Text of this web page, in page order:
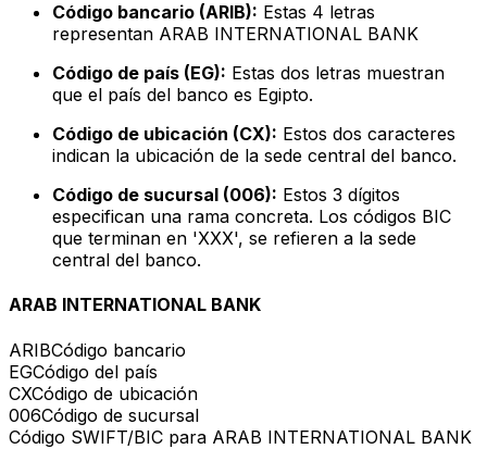
Código bancario (ARIB): Estas 4 letras
representan ARAB INTERNATIONAL BANK
Código de país (EG): Estas dos letras muestran
que el país del banco es Egipto.
Código de ubicación (CX): Estos dos caracteres
indican la ubicación de la sede central del banco.
Código de sucursal (006): Estos 3 dígitos
especifican una rama concreta. Los códigos BIC
que terminan en 'XXX', se refieren a la sede
central del banco.
ARAB INTERNATIONAL BANK
ARIBCódigo bancario
EGCódigo del país
CXCódigo de ubicación
006Código de sucursal
Código SWIFT/BIC para ARAB INTERNATIONAL BANK